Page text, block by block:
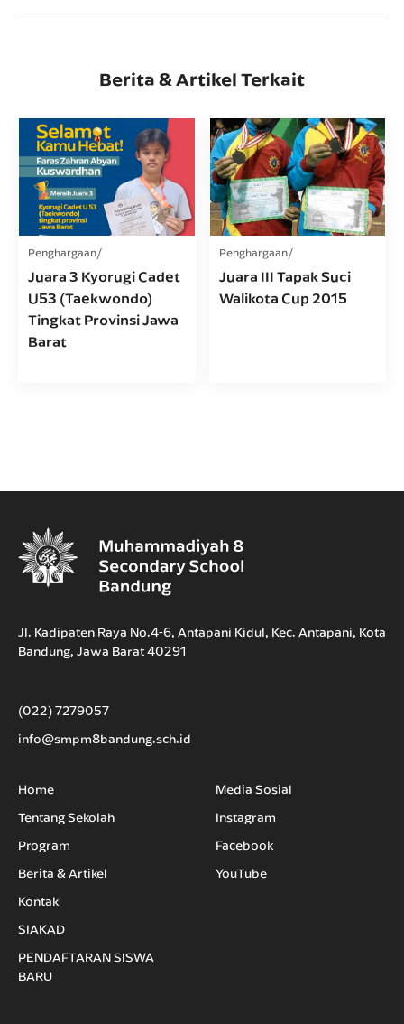
Berita & Artikel Terkait
Penghargaan
Juara 3 Kyorugi Cadet
U53 (Taekwondo)
Tingkat Provinsi Jawa
Barat
Penghargaan
Juara III Tapak Suci
Walikota Cup 2015
Jl. Kadipaten Raya No.4-6, Antapani Kidul, Kec. Antapani, Kota
Bandung, Jawa Barat 40291
(022) 7279057
info@smpm8bandung.sch.id
Home
Tentang Sekolah
Program
Berita & Artikel
Kontak
SIAKAD
PENDAFTARAN SISWA
BARU
Media Sosial
Instagram
Facebook
YouTube